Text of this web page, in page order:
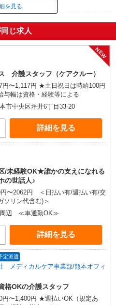
ID：AE0527631177
間終了
を見る
じ求人
NEW
介護スタッフ（ケアクルー）
★土日祝日は時給100円
与幅は資格・経験等による
市中央区坪井6丁目33-20
詳細を見る
/未経験OK★誰かの支えになれる
の世話人♪
円〜2062円 ＜日払い有/週払い有/交
ソリン代含む)＞
周辺 ≪車通勤OK≫
詳細を見る
定派遣
メディカルケア事業部/熊本オフィ
格OKの介護スタッフ
円〜1,400円 ★週払いOK（規定あ